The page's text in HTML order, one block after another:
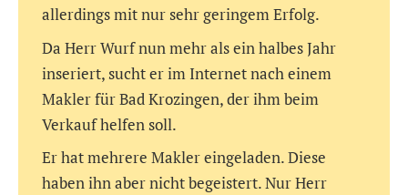
allerdings mit nur sehr geringem Erfolg.
Da Herr Wurf nun mehr als ein halbes Jahr
inseriert, sucht er im Internet nach einem
Makler für Bad Krozingen, der ihm beim
Verkauf helfen soll.
Er hat mehrere Makler eingeladen. Diese
haben ihn aber nicht begeistert. Nur Herr